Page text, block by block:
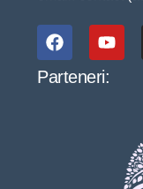
Parteneri: